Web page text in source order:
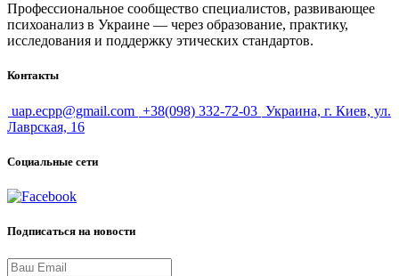
Профессиональное сообщество специалистов, развивающее
психоанализ в Украине — через образование, практику,
исследования и поддержку этических стандартов.
Контакты
uap.ecpp@gmail.com +38(098) 332-72-03 Украина, г. Киев, ул.
Лаврская, 16
Социальные сети
Подписаться на новости